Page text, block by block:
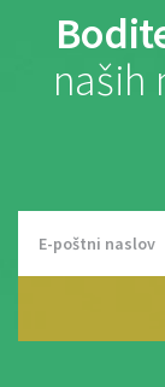
naših